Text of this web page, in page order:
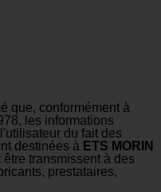
que, conformément à
les informations
du fait des
destinées à ETS MORIN
être transmissent à des
prestataires,